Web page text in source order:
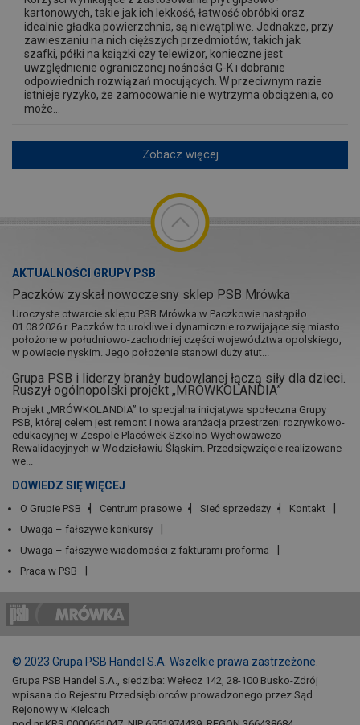
kartonowych, takie jak ich lekkość, łatwość obróbki oraz
idealnie gładka powierzchnia, są niewątpliwe. Jednakże, przy
zawieszaniu na nich cięższych przedmiotów, takich jak
szafki, półki na książki czy telewizor, konieczne jest
uwzględnienie ograniczonej nośności G-K i dobranie
odpowiednich rozwiązań mocujących. W przeciwnym razie
istnieje ryzyko, że zamocowanie nie wytrzyma obciążenia, co
może...
Zobacz więcej
AKTUALNOŚCI GRUPY PSB
Paczków zyskał nowoczesny sklep PSB Mrówka
Uroczyste otwarcie sklepu PSB Mrówka w Paczkowie nastąpiło
01.08.2026 r. Paczków to urokliwe i dynamicznie rozwijające się miasto
położone w południowo-zachodniej części województwa opolskiego,
w powiecie nyskim. Jego położenie stanowi duży atut...
Grupa PSB i liderzy branży budowlanej łączą siły dla dzieci.
Ruszył ogólnopolski projekt „MRÓWKOLANDIA”
Projekt „MRÓWKOLANDIA” to specjalna inicjatywa społeczna Grupy
PSB, której celem jest remont i nowa aranżacja przestrzeni rozrywkowo-
edukacyjnej w Zespole Placówek Szkolno-Wychowawczo-
Rewalidacyjnych w Wodzisławiu Śląskim. Przedsięwzięcie realizowane
we...
DOWIEDZ SIĘ WIĘCEJ
O Grupie PSB Centrum prasowe Sieć sprzedaży
Kontakt
Uwaga – fałszywe konkursy
Uwaga – fałszywe wiadomości z fakturami proforma
Praca w PSB
© 2023 Grupa PSB Handel S.A. Wszelkie prawa zastrzeżone.
Grupa PSB Handel S.A., siedziba: Wełecz 142, 28-100 Busko-Zdrój
wpisana do Rejestru Przedsiębiorców prowadzonego przez Sąd
Rejonowy w Kielcach